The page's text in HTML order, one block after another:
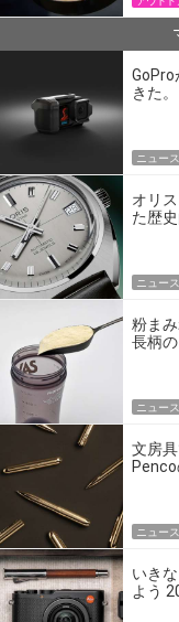
きた
ニュース
オリ
た歴
ニュース
粉ま
長柄
ニュース
文房
ニュース
いき
よう